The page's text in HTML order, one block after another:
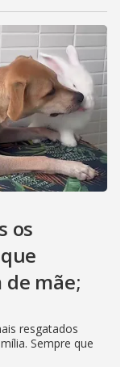
os
de mãe;
resgatados
Sempre que